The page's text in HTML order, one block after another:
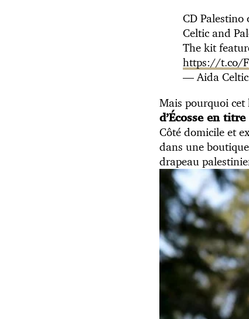
CD
Celtic and
The kit
https://t.co/
— Aida
Mais pourquoi cet
d’Écosse en
Côté domicile et
dans une
drapeau